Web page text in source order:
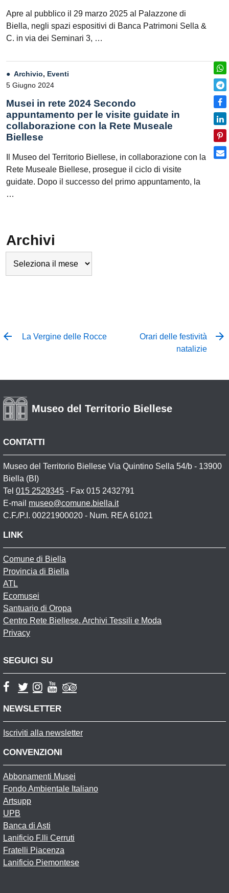
Apre al pubblico il 29 marzo 2025 al Palazzone di
Biella, negli spazi espositivi di Banca Patrimoni Sella &
C. in via dei Seminari 3, …
Archivio, Eventi
5 Giugno 2024
Musei in rete 2024 Secondo
appuntamento per le visite guidate in
collaborazione con la Rete Museale
Biellese
Il Museo del Territorio Biellese, in collaborazione con la
Rete Museale Biellese, prosegue il ciclo di visite
guidate. Dopo il successo del primo appuntamento, la
…
Archivi
La Vergine delle Rocce
Orari delle festività
natalizie
Museo del Territorio Biellese
CONTATTI
Museo del Territorio Biellese Via Quintino Sella 54/b - 13900
Biella (BI)
Tel 015 2529345 - Fax 015 2432791
E-mail museo@comune.biella.it
C.F./P.I. 00221900020 - Num. REA 61021
LINK
Comune di Biella
Provincia di Biella
ATL
Ecomusei
Santuario di Oropa
Centro Rete Biellese. Archivi Tessili e Moda
Privacy
SEGUICI SU
NEWSLETTER
Iscriviti alla newsletter
CONVENZIONI
Abbonamenti Musei
Fondo Ambientale Italiano
Artsupp
UPB
Banca di Asti
Lanificio F.lli Cerruti
Fratelli Piacenza
Lanificio Piemontese